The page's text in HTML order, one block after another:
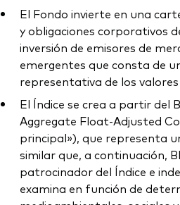
El Fondo invierte en una
y obligaciones corporativos
inversión de emisores de
emergentes que consta de
representativa de los
El Índice se crea a partir del
Aggregate Float-Adjusted
principal»), que representa
similar que, a continuación,
patrocinador del Índice e
examina en función de